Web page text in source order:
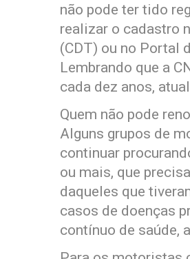
não pode ter tido
realizar o cadastro
(CDT) ou no Portal
Lembrando que a
cada dez anos,
Quem não pode
Alguns grupos de
continuar
ou mais, que
daqueles que
casos de doenças
contínuo de saúde,